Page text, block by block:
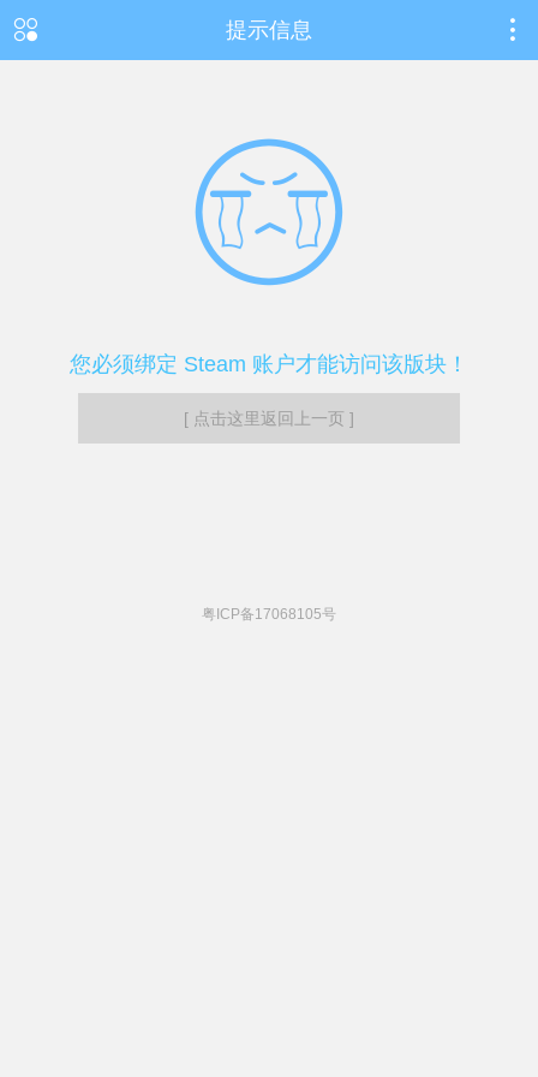
提示信息
您必须绑定 Steam 账户才能访问该版块！
[ 点击这里返回上一页 ]
粤ICP备17068105号